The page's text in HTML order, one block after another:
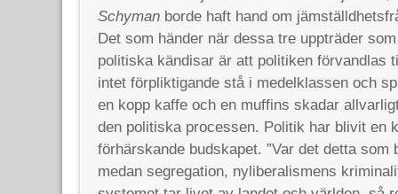
Schyman borde haft hand om
Det som händer när dessa tre uppträder
politiska kändisar är att politiken förvandlas
intet förpliktigande stå i medelklassen och
en kopp kaffe och en muffins skadar
den politiska processen. Politik har blivit en
förhärskande budskapet. ”Var det detta som
medan segregation, nyliberalismens